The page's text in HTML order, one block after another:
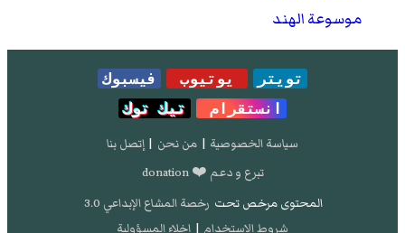
موسوعة الهند
تويتر يوتيوب
فيسبوك
انستقرام
تيك توك
سياسة الخصوصية | من نحن | إتصل بنا
تبرع و دعم ❤️ donation
المحتوى مرخص تحت رخصة المشاع الإبداعي 3.0
شروط الإستخدام | إخلاء المسؤولية